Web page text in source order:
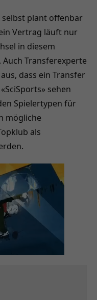
plant offenbar
Vertrag läuft nur
in diesem
Transferexperte
dass ein Transfer
sehen
Spielertypen für
mögliche
als